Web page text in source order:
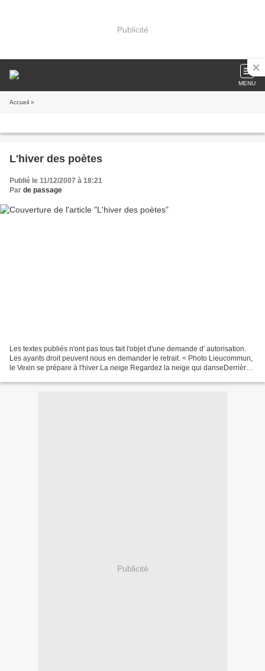
Publicité
MENU
Accueil »
L'hiver des poètes
Publié le 11/12/2007 à 18:21
Par de passage
Les textes publiés n'ont pas tous fait l'objet d'une demande d' autorisation.
Les ayants droit peuvent nous en demander le retrait. < Photo Lieucommun,
le Vexin se prépare à l'hiver La neige Regardez la neige qui danseDerrière
Publicité